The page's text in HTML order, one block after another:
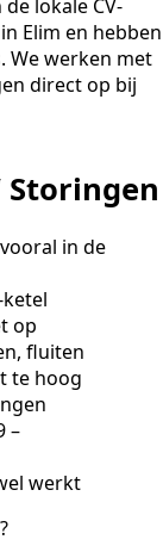
lokale CV-
Elim en hebben
We werken met
direct op bij
Storingen
in de
op
fluiten
te hoog
–
werkt